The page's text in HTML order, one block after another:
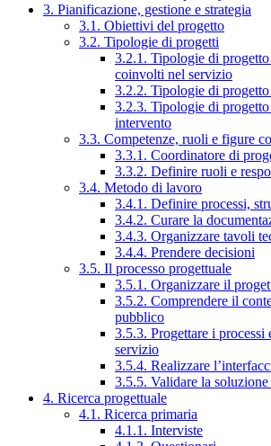
3. Pianificazione, gestione e strategia
3.1. Obiettivi del progetto
3.2. Tipologie di progetti
3.2.1. Tipologie di
coinvolti nel servizio
3.2.2. Tipologie di
3.2.3. Tipologie di
intervento
3.3. Competenze, ruoli e figure
3.3.1. Coordinatore di
3.3.2. Definire ruoli e
3.4. Metodo di lavoro
3.4.1. Definire processi,
3.4.2. Curare la
3.4.3. Organizzare tavoli
3.4.4. Prendere decisioni
3.5. Il processo progettuale
3.5.1. Organizzare il
3.5.2. Comprendere il
pubblico
3.5.3. Progettare i processi
servizio
3.5.4. Realizzare
3.5.5. Validare la soluzione
4. Ricerca progettuale
4.1. Ricerca primaria
4.1.1. Interviste